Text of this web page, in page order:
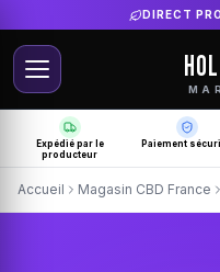
LIVRAISON
Expédié par le
producteur
Paiement
Accueil Magasin CBD France